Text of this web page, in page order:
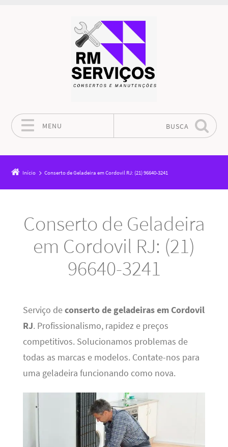
MENU BUSCA
Início Conserto de Geladeira em Cordovil RJ: (21) 96640-3241
Conserto de Geladeira
em Cordovil RJ: (21)
96640-3241
Serviço deconserto de geladeiras em Cordovil
RJ. Profissionalismo, rapidez e preços
competitivos. Solucionamos problemas de
todas as marcas e modelos. Contate-nos para
uma geladeira funcionando como nova.